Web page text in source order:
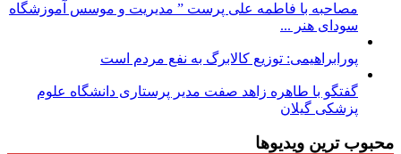
مصاحبه با فاطمه علی پرست ” مدیریت و موسس آموزشگاه
سودای هنر ...
پورابراهیمی: توزیع کالابرگ به نفع مردم است
گفتگو با طاهره زاهد صفت مدیر پرستاری دانشگاه علوم
پزشکی گیلان
محبوب ترین ویدیوها